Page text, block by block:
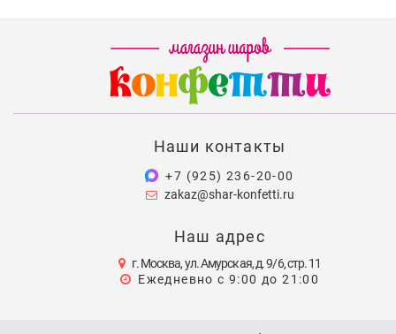
Наши контакты
+7 (925) 236-20-00
zakaz@shar-konfetti.ru
Наш адрес
г. Москва, ул. Амурская, д. 9/6, стр. 11
Ежедневно с 9:00 до 21:00